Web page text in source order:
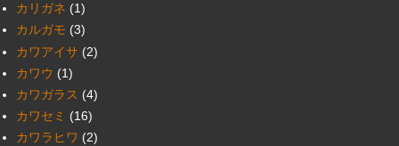
カリガネ (1)
カルガモ (3)
カワアイサ (2)
カワウ (1)
カワガラス (4)
カワセミ (16)
カワラヒワ (2)